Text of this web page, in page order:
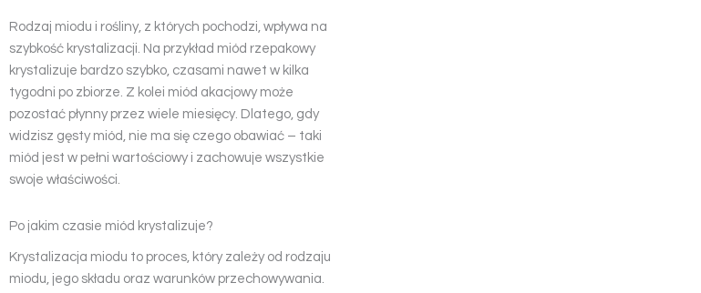
Rodzaj miodu i rośliny, z których pochodzi, wpływa na
szybkość krystalizacji. Na przykład miód rzepakowy
krystalizuje bardzo szybko, czasami nawet w kilka
tygodni po zbiorze. Z kolei miód akacjowy może
pozostać płynny przez wiele miesięcy. Dlatego, gdy
widzisz gęsty miód, nie ma się czego obawiać – taki
miód jest w pełni wartościowy i zachowuje wszystkie
swoje właściwości.
Po jakim czasie miód krystalizuje?
Krystalizacja miodu to proces, który zależy od rodzaju
miodu, jego składu oraz warunków przechowywania.